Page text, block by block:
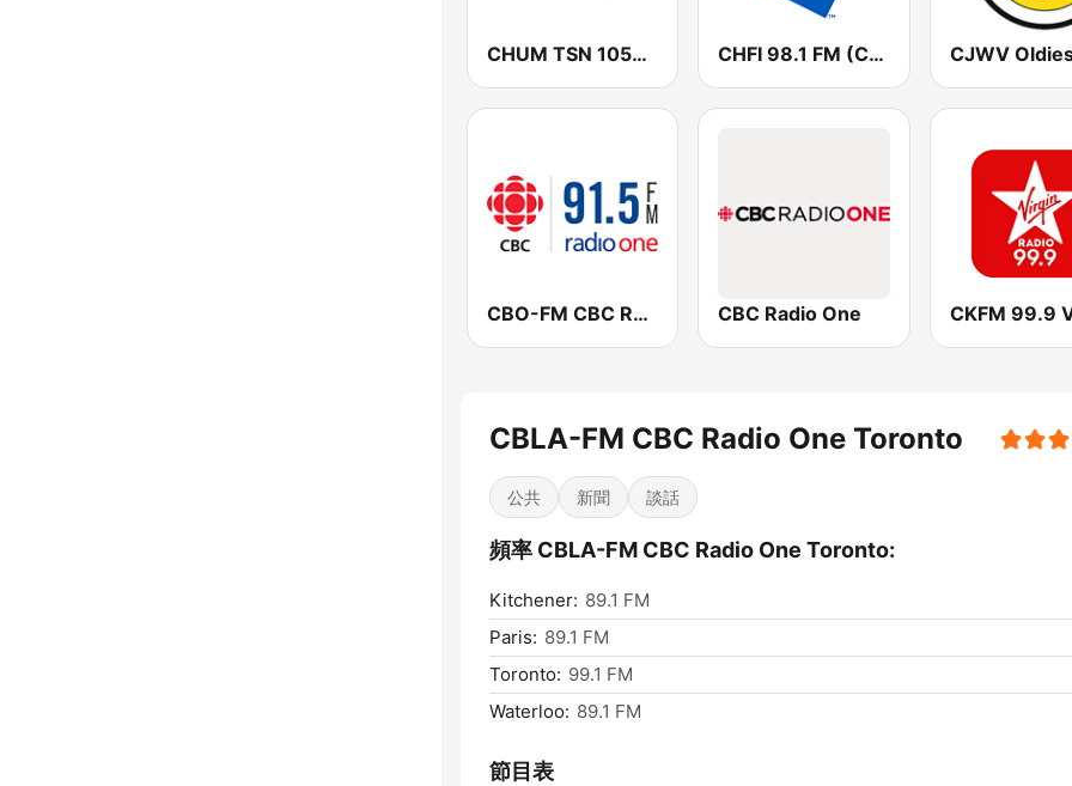
CHUM TSN 1050 AM CHFI 98.1 FM (CA Only)
CBO-FM CBC Radio One Ottawa CBC Radio One
CBLA-FM CBC Radio One Toronto
公共 新聞 談話
頻率 CBLA-FM CBC Radio One Toronto:
Kitchener: 89.1 FM
Paris: 89.1 FM
Toronto: 99.1 FM
Waterloo: 89.1 FM
節目表